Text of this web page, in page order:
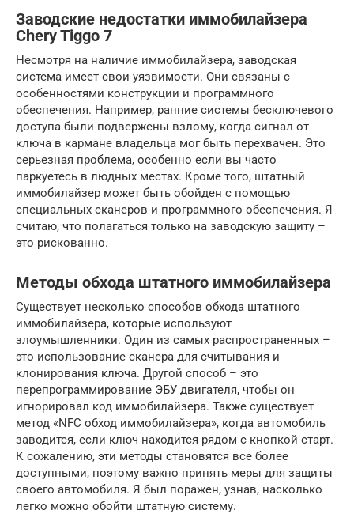
Заводские недостатки иммобилайзера
Chery Tiggo 7
Несмотря на наличие иммобилайзера, заводская
система имеет свои уязвимости. Они связаны с
особенностями конструкции и программного
обеспечения. Например, ранние системы бесключевого
доступа были подвержены взлому, когда сигнал от
ключа в кармане владельца мог быть перехвачен. Это
серьезная проблема, особенно если вы часто
паркуетесь в людных местах. Кроме того, штатный
иммобилайзер может быть обойден с помощью
специальных сканеров и программного обеспечения. Я
считаю, что полагаться только на заводскую защиту –
это рискованно.
Методы обхода штатного иммобилайзера
Существует несколько способов обхода штатного
иммобилайзера, которые используют
злоумышленники. Один из самых распространенных –
это использование сканера для считывания и
клонирования ключа. Другой способ – это
перепрограммирование ЭБУ двигателя, чтобы он
игнорировал код иммобилайзера. Также существует
метод «NFC обход иммобилайзера», когда автомобиль
заводится, если ключ находится рядом с кнопкой старт.
К сожалению, эти методы становятся все более
доступными, поэтому важно принять меры для защиты
своего автомобиля. Я был поражен, узнав, насколько
легко можно обойти штатную систему.